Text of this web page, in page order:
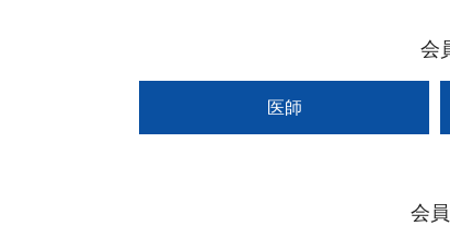
会
医師
会